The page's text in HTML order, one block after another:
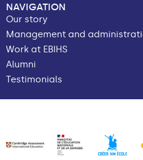
NAVIGATION
Our story
Management and
Work at EBIHS
Alumni
Testimonials